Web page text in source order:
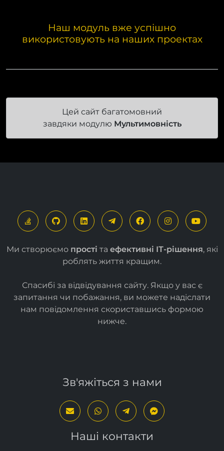
Наш модуль вже успішно
використовують на наших проектах
Цей сайт багатомовний
завдяки модулю Мультимовність
Ми створюємо прості та ефективні ІТ-рішення, які
роблять життя кращим.
Спасибі за відвідування сайту. Якщо у вас є
запитання чи побажання, ви можете надіслати
нам повідомлення скориставшись формою
нижче.
Зв'яжіться з нами
Наші контакти